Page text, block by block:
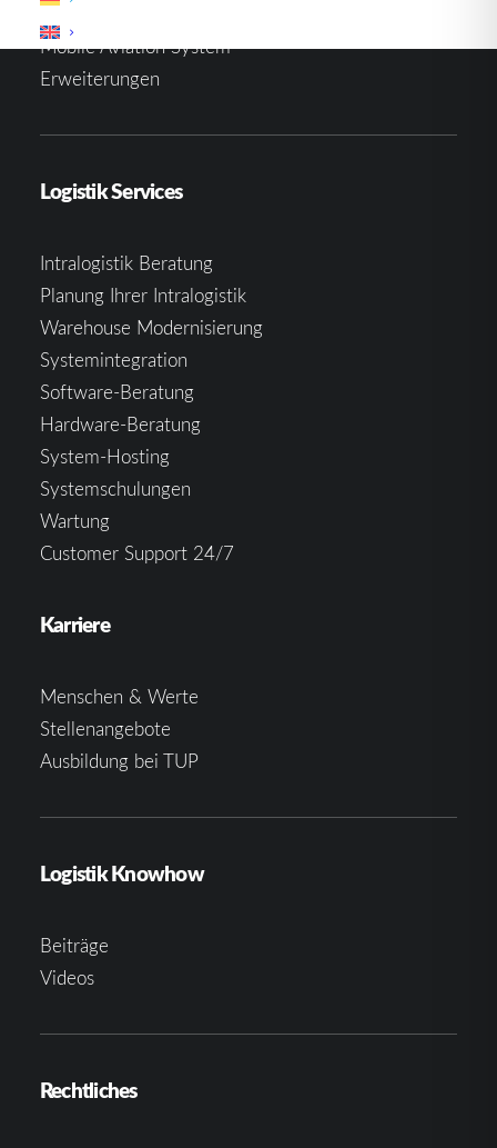
Materialflusssteuerung
Mobile Aviation System
Erweiterungen
Logistik Services
Intralogistik Beratung
Planung Ihrer Intralogistik
Warehouse Modernisierung
Systemintegration
Software-Beratung
Hardware-Beratung
System-Hosting
Systemschulungen
Wartung
Customer Support 24/7
Karriere
Menschen & Werte
Stellenangebote
Ausbildung bei TUP
Logistik Knowhow
Beiträge
Videos
Rechtliches